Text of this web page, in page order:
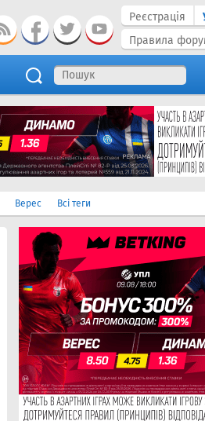
Реєстрація
Правила
Верес Всі теги